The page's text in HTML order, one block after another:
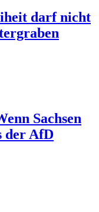
darf nicht
Sachsen
der AfD